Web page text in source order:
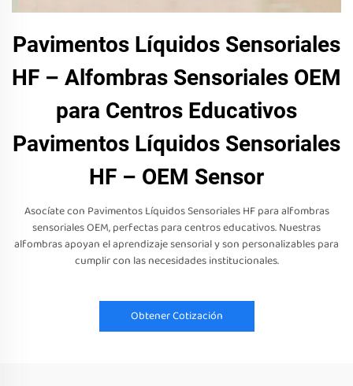
Pavimentos Líquidos Sensoriales
HF – Alfombras Sensoriales OEM
para Centros Educativos
Pavimentos Líquidos Sensoriales
HF – OEM Sensor
Asocíate con Pavimentos Líquidos Sensoriales HF para alfombras
sensoriales OEM, perfectas para centros educativos. Nuestras
alfombras apoyan el aprendizaje sensorial y son personalizables para
cumplir con las necesidades institucionales.
Obtener Cotización